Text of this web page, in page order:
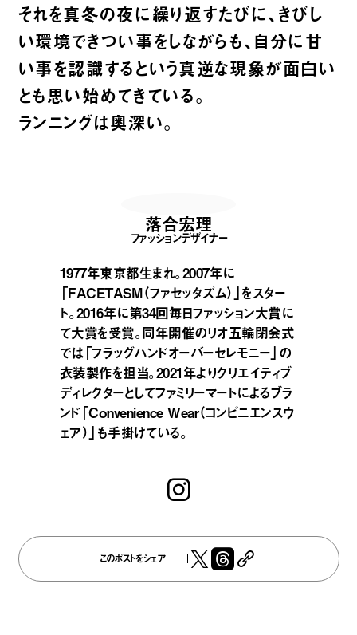
それを真冬の夜に繰り返すたびに、きびし
い環境できつい事をしながらも、自分に甘
い事を認識するという真逆な現象が面白い
とも思い始めてきている。
ランニングは奥深い。
落合宏理
ファッションデザイナー
1977年東京都生まれ。2007年に
「FACETASM（ファセッタズム）」をスター
ト。2016年に第34回毎日ファッション大賞に
て大賞を受賞。同年開催のリオ五輪閉会式
では「フラッグハンドオーバーセレモニー」の
衣装製作を担当。2021年よりクリエイティブ
ディレクターとしてファミリーマートによるブラ
ンド「Convenience Wear（コンビニエンスウ
ェア）」も手掛けている。
このポストをシェア